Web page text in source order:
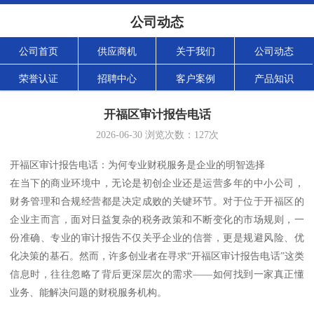
公司动态
公司首页 供应商机 关于我们 公司动态
荣誉认证 招聘中心 客户案例 产品知识
开福区审计报告电话
2026-06-30浏览次数： 127次
开福区审计报告电话：为何专业财税服务是企业的明智选择
在当下的商业环境中，无论是初创企业还是运营多年的中小公司，
财务管理和合规经营都是决定成败的关键环节。对于位于开福区的
企业主而言，面对日益复杂的税务政策和不断变化的市场规则，一
份准确、专业的审计报告不仅关乎企业的信誉，更是规避风险、优
化决策的基石。然而，许多创业者在寻求“开福区审计报告电话”这类
信息时，往往忽略了背后更深层次的需求——如何找到一家真正懂
业务、能解决问题的财税服务机构。